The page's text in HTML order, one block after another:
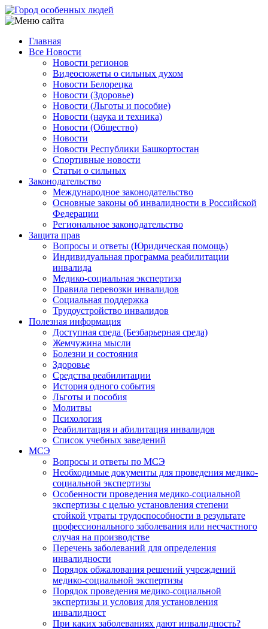
Перейти
к
содержанию
Main
navigation
Главная
Все Новости
Новости регионов
Видеосюжеты о сильных духом
Новости Белорецка
Новости (Здоровье)
Новости (Льготы и пособие)
Новости (наука и техника)
Новости (Общество)
Новости
Новости Республики Башкортостан
Спортивные новости
Статьи о сильных
Законодательство
Международное законодательство
Основные законы об инвалидности в Российской
Федерации
Региональное законодательство
Защита прав
Вопросы и ответы (Юридическая помощь)
Индивидуальная программа реабилитации
инвалида
Медико-социальная экспертиза
Правила перевозки инвалидов
Социальная поддержка
Трудоустройство инвалидов
Полезная информация
Доступная среда (Безбарьерная среда)
Жемчужина мысли
Болезни и состояния
Здоровье
Средства реабилитации
История одного события
Льготы и пособия
Молитвы
Психология
Реабилитация и абилитация инвалидов
Список учебных заведений
МСЭ
Вопросы и ответы по МСЭ
Необходимые документы для проведения медико-
социальной экспертизы
Особенности проведения медико-социальной
экспертизы с целью установления степени
стойкой утраты трудоспособности в результате
профессионального заболевания или несчастного
случая на производстве
Перечень заболеваний для определения
инвалидности
Порядок обжалования решений учреждений
медико-социальной экспертизы
Порядок проведения медико-социальной
экспертизы и условия для установления
инвалидност
При каких заболеваниях дают инвалидность?